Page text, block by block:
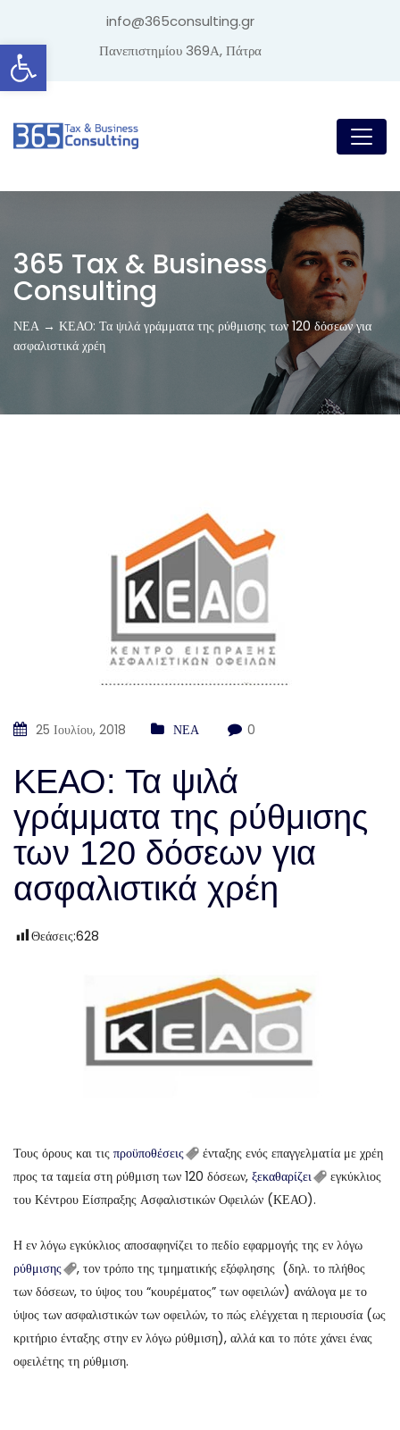
Ανοίξτε τη γραμμή εργαλείων
info@365consulting.gr
Πανεπιστημίου 369Α, Πάτρα
365 Tax & Business
Consulting
ΝΕΑ → ΚΕΑΟ: Τα ψιλά γράμματα της ρύθμισης των 120 δόσεων για
ασφαλιστικά χρέη
25 Ιουλίου, 2018 ΝΕΑ 0
ΚΕΑΟ: Τα ψιλά
γράμματα της ρύθμισης
των 120 δόσεων για
ασφαλιστικά χρέη
Θεάσεις:628
Τους όρους και τις προϋποθέσεις
ένταξης ενός επαγγελματία με χρέη
προς τα ταμεία στη ρύθμιση των 120 δόσεων, ξεκαθαρίζει
εγκύκλιος
του Κέντρου Είσπραξης Ασφαλιστικών Οφειλών (ΚΕΑΟ).
Η εν λόγω εγκύκλιος αποσαφηνίζει το πεδίο εφαρμογής της εν λόγω
ρύθμισης
, τον τρόπο της τμηματικής εξόφλησης (δηλ. το πλήθος
των δόσεων, το ύψος του “κουρέματος” των οφειλών) ανάλογα με το
ύψος των ασφαλιστικών των οφειλών, το πώς ελέγχεται η περιουσία (ως
κριτήριο ένταξης στην εν λόγω ρύθμιση), αλλά και το πότε χάνει ένας
οφειλέτης τη ρύθμιση.